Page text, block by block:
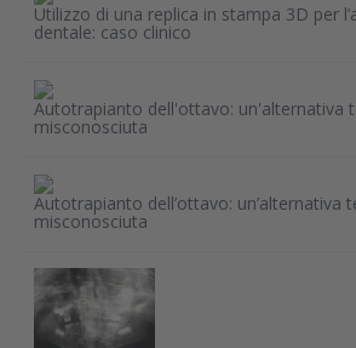
Utilizzo di una replica in stampa 3D per
dentale: caso clinico
Autotrapianto dell'ottavo: un'alternativa
misconosciuta
Autotrapianto dell’ottavo: un’alternativa
misconosciuta